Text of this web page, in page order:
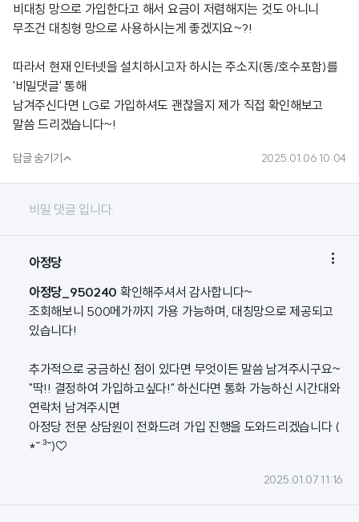
비대칭 망으로 가입한다고 해서 요금이 저렴해지는 것도 아니니
무조건 대칭형 망으로 사용하시는게 좋겠지요~?!
따라서 현재 인터넷을 설치하시고자 하시는 주소지(동/호수포함)를
'비밀댓글' 통해
남겨주신다면 LG로 가입하셔도 괜찮을지 제가 직접 확인해보고
말씀 드리겠습니다~!
답글 숨기기 2025.01.06 10:04
비밀 댓글 입니다.
아정당 
아정당_950240 확인해주셔서 감사합니다~
조회해보니 500메가까지 가용 가능하며, 대칭망으로 제공되고
있습니다!
추가적으로 궁금하신 점이 있다면 무엇이든 말씀 남겨주시구요~
"딱!! 결정하여 가입하고싶다!" 하신다면 통화 가능하신 시간대와
연락처 남겨주시면
아정당 전문 상담원이 전화드려 가입 진행을 도와드리겠습니다 (
*˘ ³˘)♡
2025.01.07 11:16